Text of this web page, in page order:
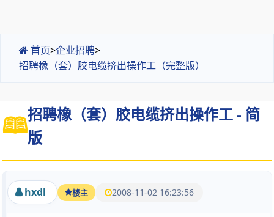
首页>企业招聘>
招聘橡（套）胶电缆挤出操作工（完整版）
招聘橡（套）胶电缆挤出操作工 - 简
版
hxdl 楼主 2008-11-02 16:23:56